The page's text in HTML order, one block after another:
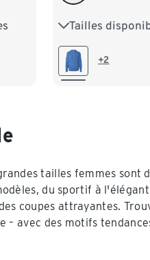
Tailles
S 36/38 M 40/
L 44/46+2
tailles femmes sont
du sportif à
coupes attrayantes.
avec des motifs